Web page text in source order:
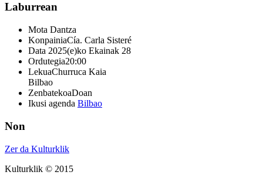
Laburrean
Mota Dantza
KonpainiaCía. Carla Sisteré
Data 2025(e)ko Ekainak 28
Ordutegia20:00
LekuaChurruca Kaia
Bilbao
ZenbatekoaDoan
Ikusi agenda Bilbao
Non
Zer da Kulturklik
Kulturklik © 2015